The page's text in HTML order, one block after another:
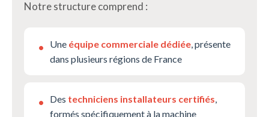
Notre structure comprend :
• Une équipe commerciale dédiée, présente
dans plusieurs régions de France
• Des techniciens installateurs certifiés,
formés spécifiquement à la machine